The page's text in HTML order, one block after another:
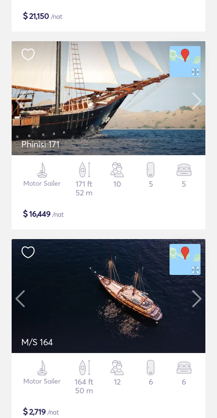
$21,150 /nat
Phinisi 171
Motor Sailer
171 ft
52 m
10 5 5
$16,449 /nat
M/S 164
Motor Sailer
164 ft
50 m
12 6 6
$2,719 /nat